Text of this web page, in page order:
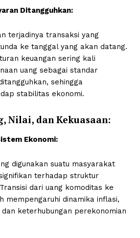
Ditangguhkan:
terjadinya transaksi yang
ke tanggal yang akan datang.
keuangan sering kali
uang sebagai standar
sehingga
stabilitas ekonomi.
Nilai, dan Kekuasaan:
Ekonomi:
digunakan suatu masyarakat
terhadap struktur
dari uang komoditas ke
mempengaruhi dinamika inflasi,
keterhubungan perekonomian